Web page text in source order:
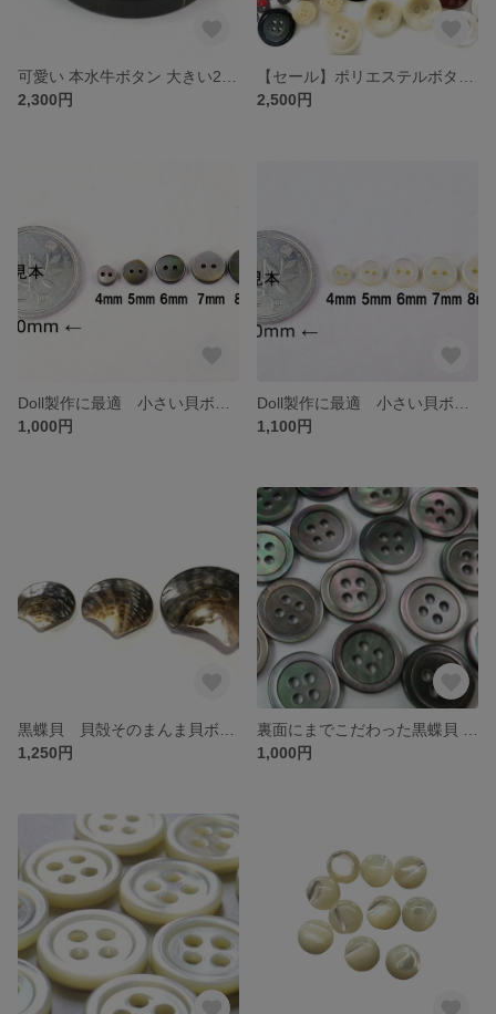
2,300円
2,500円
1,000円
1,100円
1,250円
1,000円